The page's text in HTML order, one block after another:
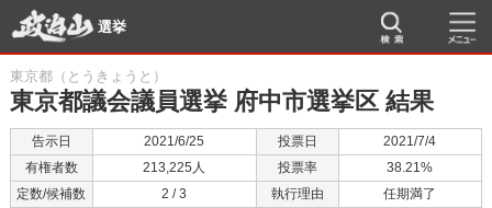
選挙
東京都（とうきょうと）
東京都議会議員選挙 府中市選挙区 結果
告示日 2021/6/25 投票日
2021/7/4
有権者数
213,225人 投票率
38.21%
定数/候補数
2 / 3 執行理由
任期満了